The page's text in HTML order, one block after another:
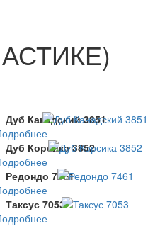
Дуб Канадский 3851
Дуб Корсика 3852
Редондо 7461
Таксус 7053